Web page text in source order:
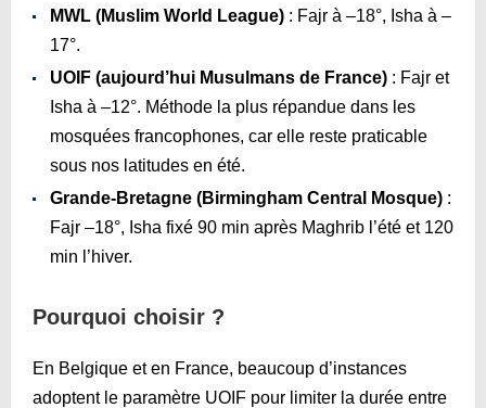
MWL (Muslim World League) : Fajr à –18°, Isha à –
17°.
UOIF (aujourd’hui Musulmans de France) : Fajr et
Isha à –12°. Méthode la plus répandue dans les
mosquées francophones, car elle reste praticable
sous nos latitudes en été.
Grande-Bretagne (Birmingham Central Mosque) :
Fajr –18°, Isha fixé 90 min après Maghrib l’été et 120
min l’hiver.
Pourquoi choisir ?
En Belgique et en France, beaucoup d’instances
adoptent le paramètre UOIF pour limiter la durée entre